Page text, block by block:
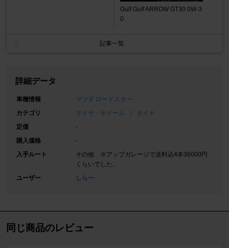
Gulf Gulf ARROW GT30 0W-3
0
記事一覧
詳細データ
車種情報
マツダ ロードスター
カテゴリ
タイヤ・ホイール
タイヤ
定価
-
購入価格
-
入手ルート
その他 ※アップガレージで送料込4本36000円
くらいでした。
ユーザー
しらー
同じ商品のレビュー